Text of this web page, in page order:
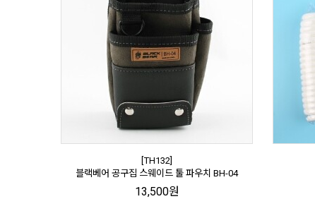
[TH132]
블랙베어 공구집 스웨이드 툴 파우치 BH-04
13,500원